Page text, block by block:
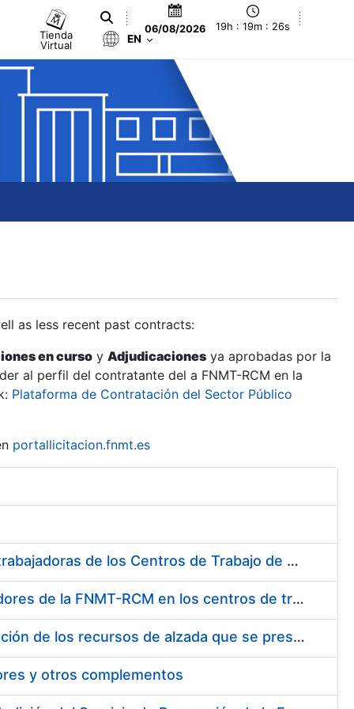
Tienda
Virtual
06/08/2026 19h : 19m : 27s
EN
as less recent past contracts:
en curso y Adjudicaciones ya aprobadas por la
al perfil del contratante del a FNMT-RCM en la
Plataforma de Contratación del Sector Público
portallicitacion.fnmt.es
Suministro de Protectores Auditivos a medida para las personas trabajadoras de los Centros de Trabajo de Madrid y Burgos
Suministro de gafas graduadas antiproyecciones para los trabajadores de la FNMT-RCM en los centros de trabajo de Madrid y Burgos
Servicios de una empresa externa para el asesoramiento y resolución de los recursos de alzada que se presentan relacionados con procesos de selección para la FNMT-RCM
y otros complementos